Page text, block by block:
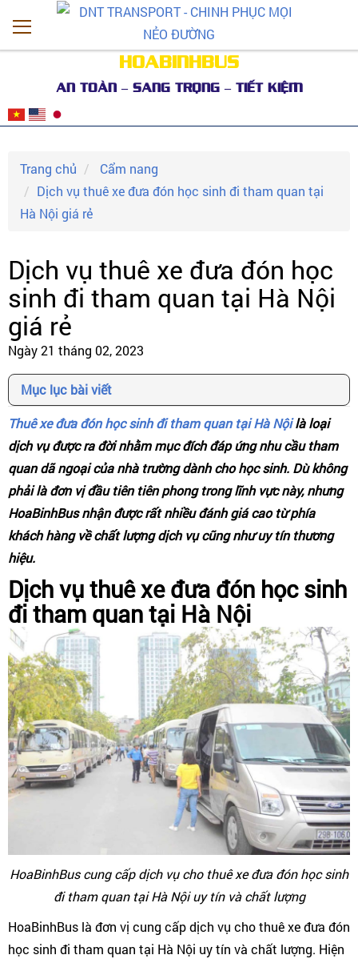
HOABINHBUS
AN TOÀN – SANG TRỌNG – TIẾT KIỆM
Trang chủ
Cẩm nang
Dịch vụ thuê xe đưa đón học sinh đi tham quan tại
Hà Nội giá rẻ
Dịch vụ thuê xe đưa đón học
sinh đi tham quan tại Hà Nội
giá rẻ
Ngày 21 tháng 02, 2023
Mục lục bài viết
Thuê xe đưa đón học sinh đi tham quan tại Hà Nộilà loại
dịch vụ được ra đời nhằm mục đích đáp ứng nhu cầu tham
quan dã ngoại của nhà trường dành cho học sinh. Dù không
phải là đơn vị đầu tiên tiên phong trong lĩnh vực này, nhưng
HoaBinhBus nhận được rất nhiều đánh giá cao từ phía
khách hàng về chất lượng dịch vụ cũng như uy tín thương
hiệu.
Dịch vụ thuê xe đưa đón học sinh
đi tham quan tại Hà Nội
HoaBinhBus cung cấp dịch vụ cho thuê xe đưa đón học sinh
đi tham quan tại Hà Nội uy tín và chất lượng
HoaBinhBus là đơn vị cung cấp dịch vụ cho thuê xe đưa đón
học sinh đi tham quan tại Hà Nội uy tín và chất lượng. Hiện